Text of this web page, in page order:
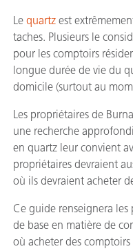
Le quartz est
taches. Plusieurs le
pour les comptoirs
longue durée de vie du
domicile (surtout au
Les propriétaires de
une recherche
en quartz leur convient
propriétaires devraient
où ils devraient acheter
Ce guide renseignera
de base en matière de
où acheter des